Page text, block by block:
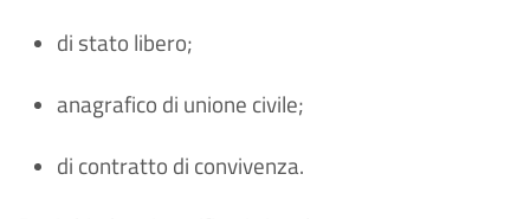
di stato libero;
anagrafico di unione civile;
di contratto di convivenza.